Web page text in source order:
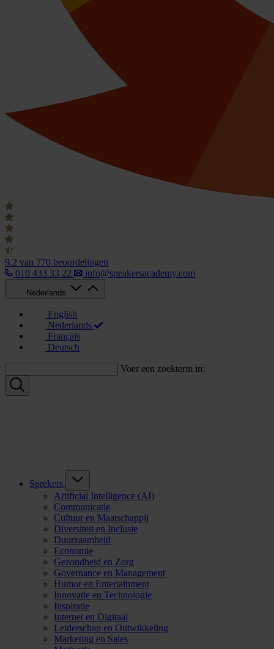
9.2 van 770 beoordelingen
010 433 33 22
info@speakersacademy.com
Nederlands
English
Nederlands
Français
Deutsch
Voer een zoekterm in:
Sprekers
Artificial Intelligence (AI)
Communicatie
Cultuur en Maatschappij
Diversiteit en Inclusie
Duurzaamheid
Economie
Gezondheid en Zorg
Governance en Management
Humor en Entertainment
Innovatie en Technologie
Inspiratie
Internet en Digitaal
Leiderschap en Ontwikkeling
Marketing en Sales